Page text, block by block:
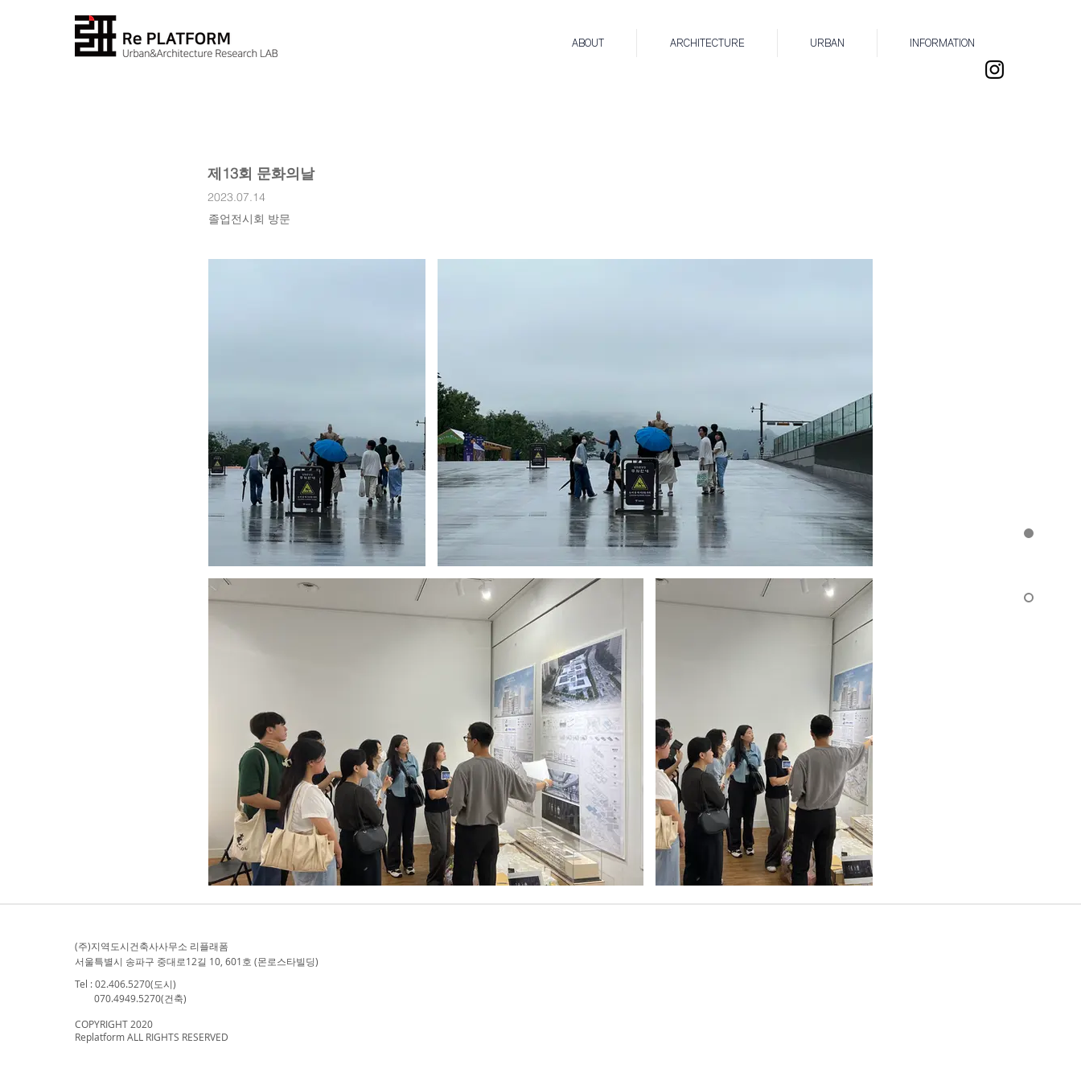
ABOUT ARCHITECTURE URBAN INFORMATION
제13회 문화의날
2023.07.14
졸업전시회 방문
​(주)지역도시건축사사무소 리플래폼​
서울특별시 송파구 중대로12길 10, 601호 (몬로스타빌딩)
Tel : 02.406.5270(도시)
070.4949.5270(건축)
COPYRIGHT 2020
Replatform ALL RIGHTS RESERVED